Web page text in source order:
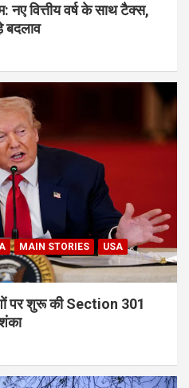
वित्तीय वर्ष के साथ टैक्स,
बदलाव
MAIN STORIES
USA
पर शुरू की Section 301